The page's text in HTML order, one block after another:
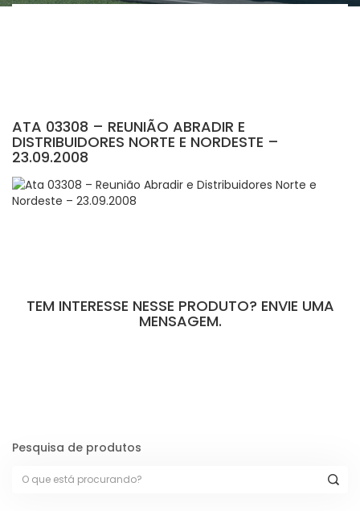
ATA 03308 – REUNIÃO ABRADIR E
DISTRIBUIDORES NORTE E NORDESTE –
23.09.2008
TEM INTERESSE NESSE PRODUTO? ENVIE UMA
MENSAGEM.
Pesquisa de produtos